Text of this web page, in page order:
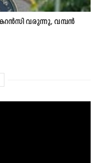
കറൻസി വരുന്നു, വമ്പൻ